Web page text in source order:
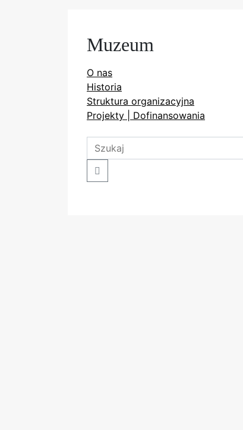
Muzeum
O nas
Historia
Struktura organizacyjna
Projekty | Dofinansowania